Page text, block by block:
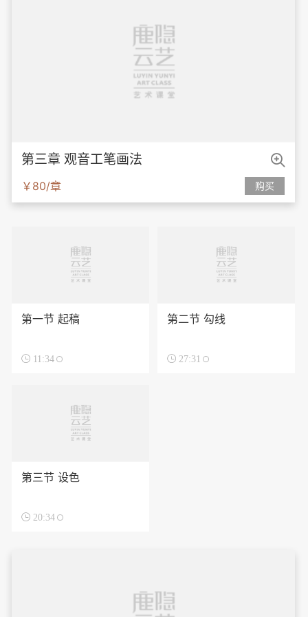
第三章 观音工笔画法
￥80/章 购买

第一节 起稿
 11:34
第二节 勾线
 27:31
第三节 设色
 20:34